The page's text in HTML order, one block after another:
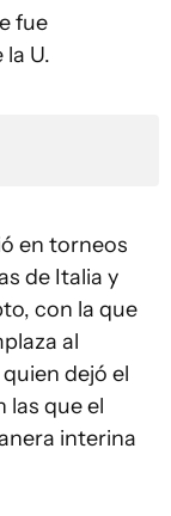
fue
U.
en torneos
de Italia y
con la que
al
dejó el
las que el
interina